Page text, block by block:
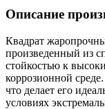
Описание
Квадрат
произведенный из
стойкостью к
коррозионной
что делает его
условиях